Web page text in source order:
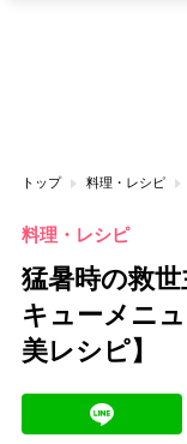
トップ 料理・レシピ
料理・レシピ
猛暑時の救
キューメニ
美レシピ】